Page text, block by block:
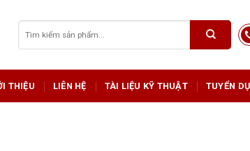
kiếm:
THIỆU LIÊN HỆ TÀI LIỆU KỸ THUẬT TUYỂN